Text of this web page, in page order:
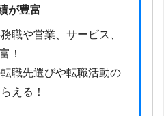
が豊富
職や営業、サービス、
！
職先選びや転職活動の
える！